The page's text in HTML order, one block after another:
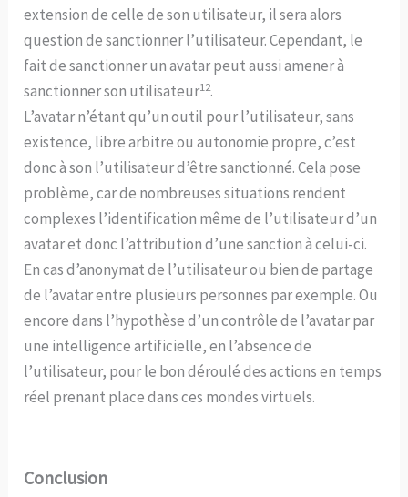
extension de celle de son utilisateur, il sera alors
question de sanctionner l’utilisateur. Cependant, le
fait de sanctionner un avatar peut aussi amener à
sanctionner son utilisateur12.
L’avatar n’étant qu’un outil pour l’utilisateur, sans
existence, libre arbitre ou autonomie propre, c’est
donc à son l’utilisateur d’être sanctionné. Cela pose
problème, car de nombreuses situations rendent
complexes l’identification même de l’utilisateur d’un
avatar et donc l’attribution d’une sanction à celui-ci.
En cas d’anonymat de l’utilisateur ou bien de partage
de l’avatar entre plusieurs personnes par exemple. Ou
encore dans l’hypothèse d’un contrôle de l’avatar par
une intelligence artificielle, en l’absence de
l’utilisateur, pour le bon déroulé des actions en temps
réel prenant place dans ces mondes virtuels.
Conclusion